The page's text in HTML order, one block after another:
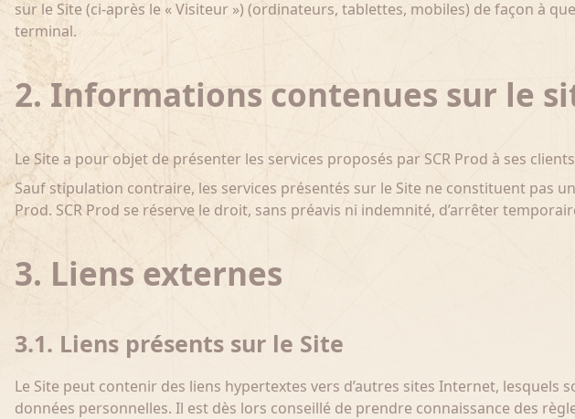
sur le Site (ci-après le « Visiteur ») (ordinateurs, tablettes, mobiles) de façon à
terminal.
2. Informations contenues sur le
Le Site a pour objet de présenter les services proposés par SCR Prod à ses
Sauf stipulation contraire, les services présentés sur le Site ne constituent pas
Prod. SCR Prod se réserve le droit, sans préavis ni indemnité, d’arrêter
3. Liens externes
3.1. Liens présents sur le Site
Le Site peut contenir des liens hypertextes vers d’autres sites Internet,
données personnelles. Il est dès lors conseillé de prendre connaissance des